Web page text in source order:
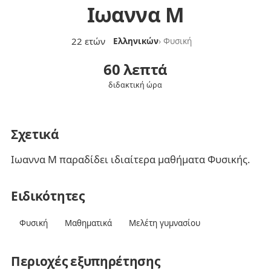
Ιωαννα Μ
22 ετών Ελληνικών› Φυσική
60 λεπτά
διδακτική ώρα
Σχετικά
Ιωαννα Μ παραδίδει ιδιαίτερα μαθήματα Φυσικής.
Ειδικότητες
Φυσική Μαθηματικά Μελέτη γυμνασίου
Περιοχές εξυπηρέτησης